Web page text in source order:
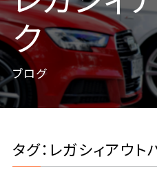
ク
ブログ
タグ：レガシィアウト